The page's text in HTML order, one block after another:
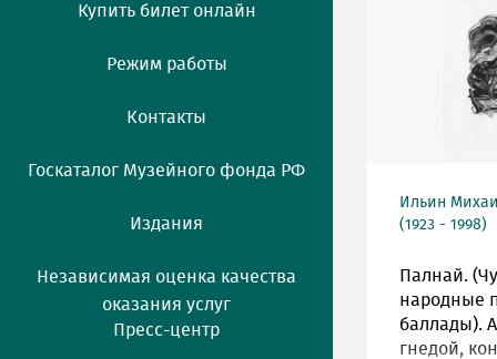
Купить билет онлайн
Режим работы
Контакты
Госкаталог Музейного фонда РФ
Издания
Независимая оценка качества
оказания услуг
Пресс-центр
Ильин
(1923 - 1998)
Палнай.
народные
баллады).
гнедой,